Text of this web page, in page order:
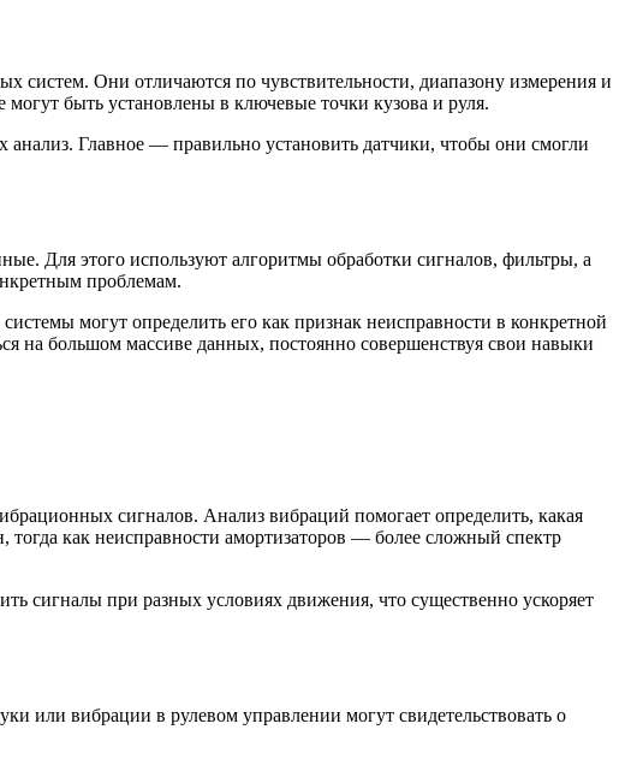
систем. Они отличаются по чувствительности, диапазону измерения и
быть установлены в ключевые точки кузова и руля.
Главное — правильно установить датчики, чтобы они смогли
Для этого используют алгоритмы обработки сигналов, фильтры, а
проблемам.
могут определить его как признак неисправности в конкретной
на большом массиве данных, постоянно совершенствуя свои навыки
сигналов. Анализ вибраций помогает определить, какая
как неисправности амортизаторов — более сложный спектр
сигналы при разных условиях движения, что существенно ускоряет
или вибрации в рулевом управлении могут свидетельствовать о